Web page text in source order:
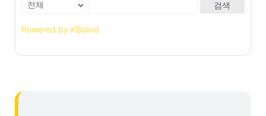
검색
Powered by KBoard